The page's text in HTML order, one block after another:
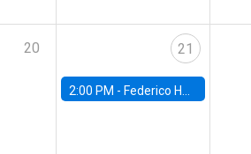
20 21
2:00 PM - Federico Huneeus - Banco Central de Chile